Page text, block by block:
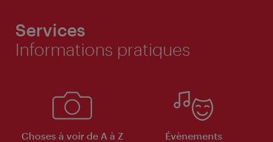
Services
Informations pratiques
Choses à voir de A à Z Évènements